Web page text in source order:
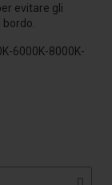
evitare gli
6000K-8000K-